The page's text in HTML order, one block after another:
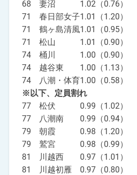
68 妻沼 1.02（0.76）
71 春日部女子1.01（1.20）
71 鶴ヶ島清風1.01（0.95）
71 松山 1.01（0.90）
74 桶川 1.00（0.90）
74 越谷東 1.00（1.13）
74 八潮・体育1.00（0.58）
※以下、定員割れ
77 松伏 0.99（1.02）
77 八潮南 0.99（0.94）
79 朝霞 0.98（1.20）
79 鷲宮 0.98（0.99）
81 川越西 0.97（1.01）
81 川越初雁 0.97（0.80）